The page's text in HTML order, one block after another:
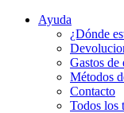
Ayuda
¿Dónde
Gastos de
Métodos
Contacto
Todos los